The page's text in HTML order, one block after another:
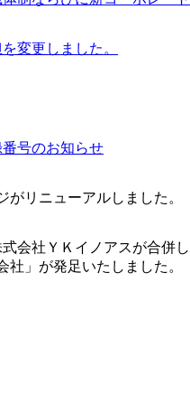
変更しました。
号のお知らせ
リニューアルしました。
会社ＹＫイノアスが合併
」が発足いたしました。